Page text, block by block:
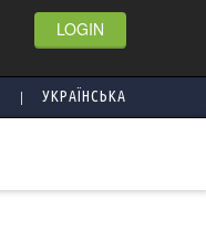
LOGIN
| УКРАЇНСЬКА